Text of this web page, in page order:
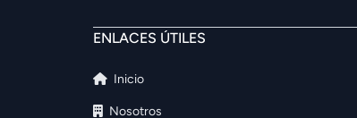
ENLACES ÚTILES
Inicio
Nosotros